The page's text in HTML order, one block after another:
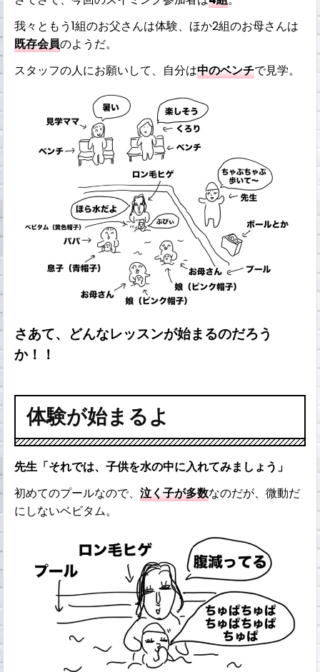
我々ともう1組のお父さんは体験、ほか2組のお母さんは
既存会員のようだ。
スタッフの人にお願いして、自分は中のベンチで見学。
さあて、どんなレッスンが始まるのだろう
か！！
体験が始まるよ
先生「それでは、子供を水の中に入れてみましょう」
初めてのプールなので、泣く子が多数なのだが、微動だ
にしないベビタム。